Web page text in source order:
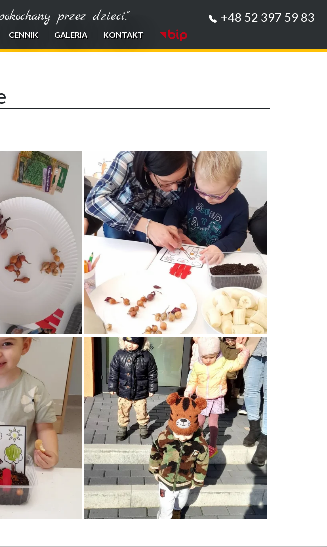
przez dzieci." +48 52 397 59 83
CENNIK GALERIA KONTAKT